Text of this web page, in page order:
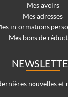
Mes avoirs
Mes adresses
informations
Mes bons de
nouvelles et